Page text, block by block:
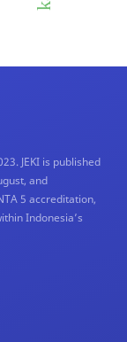
JEKI is published
and
5 accreditation,
Indonesia’s